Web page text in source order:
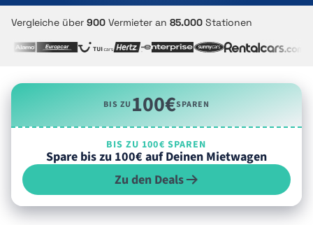
Vergleiche über 900 Vermieter an 85.000 Stationen
BIS ZU100€SPAREN
BIS ZU 100€ SPAREN
Spare bis zu 100€ auf Deinen Mietwagen
Zu den Deals